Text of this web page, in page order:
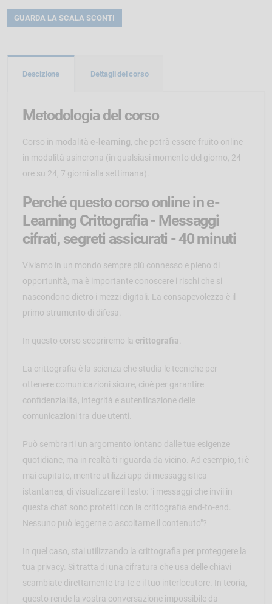
GUARDA LA SCALA SCONTI
Descizione Dettagli del corso
Metodologia del corso
Corso in modalità e-learning , che potrà essere fruito online
in modalità asincrona (in qualsiasi momento del giorno, 24
ore su 24, 7 giorni alla settimana).
Perché questo corso online in e-
Learning Crittografia - Messaggi
cifrati, segreti assicurati - 40 minuti
Viviamo in un mondo sempre più connesso e pieno di
opportunità, ma è importante conoscere i rischi che si
nascondono dietro i mezzi digitali. La consapevolezza è il
primo strumento di difesa.
In questo corso scopriremo la crittografia
La crittografia è la scienza che studia le tecniche per
ottenere comunicazioni sicure, cioè per garantire
confidenzialità, integrità e autenticazione delle
comunicazioni tra due utenti.
Può sembrarti un argomento lontano dalle tue esigenze
quotidiane, ma in realtà ti riguarda da vicino. Ad esempio, ti è
mai capitato, mentre utilizzi app di messaggistica
istantanea, di visualizzare il testo: "i messaggi che invii in
questa chat sono protetti con la crittografia end-to-end.
Nessuno può leggerne o ascoltarne il contenuto"?
In quel caso, stai utilizzando la crittografia per proteggere la
tua privacy. Si tratta di una cifratura che usa delle chiavi
scambiate direttamente tra te e il tuo interlocutore. In teoria,
questo rende la vostra conversazione impossibile da